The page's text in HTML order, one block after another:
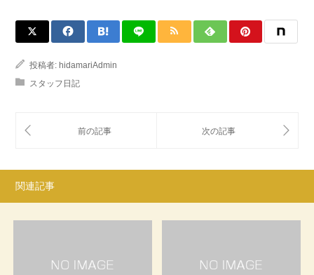
投稿者: hidamariAdmin
スタッフ日記
関連記事